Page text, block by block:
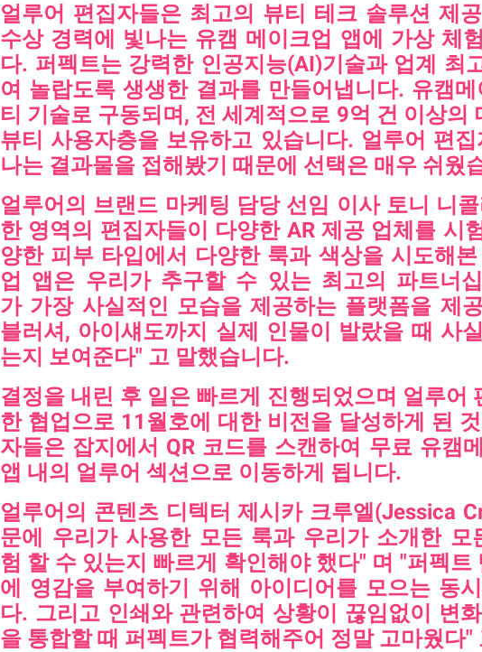
얼루어 편집자들은 최고의 뷰티 테크 솔루션 제
수상 경력에 빛나는 유캠 메이크업 앱에 가상 체
다. 퍼펙트는 강력한 인공지능(AI)기술과 업계 최
여 놀랍도록 생생한 결과를 만들어냅니다. 유캠
티 기술로 구동되며, 전 세계적으로 9억 건 이상의
뷰티 사용자층을 보유하고 있습니다. 얼루어 편
나는 결과물을 접해봤기 때문에 선택은 매우 쉬웠
얼루어의 브랜드 마케팅 담당 선임 이사 토니 니
한 영역의 편집자들이 다양한 AR 제공 업체를 시
양한 피부 타입에서 다양한 룩과 색상을 시도해
업 앱은 우리가 추구할 수 있는 최고의 파트너
가 가장 사실적인 모습을 제공하는 플랫폼을 제
블러셔, 아이섀도까지 실제 인물이 발랐을 때 사
는지 보여준다" 고 말했습니다.
결정을 내린 후 일은 빠르게 진행되었으며 얼루어
한 협업으로 11월호에 대한 비전을 달성하게 된
자들은 잡지에서 QR 코드를 스캔하여 무료 유캠
앱 내의 얼루어 섹션으로 이동하게 됩니다.
얼루어의 콘텐츠 디텍터 제시카 크루엘(Jessica
문에 우리가 사용한 모든 룩과 우리가 소개한 모
험 할 수 있는지 빠르게 확인해야 했다" 며 "퍼펙트
에 영감을 부여하기 위해 아이디어를 모으는 동
다. 그리고 인쇄와 관련하여 상황이 끊임없이 변
을 통합할 때 퍼펙트가 협력해주어 정말 고마웠다